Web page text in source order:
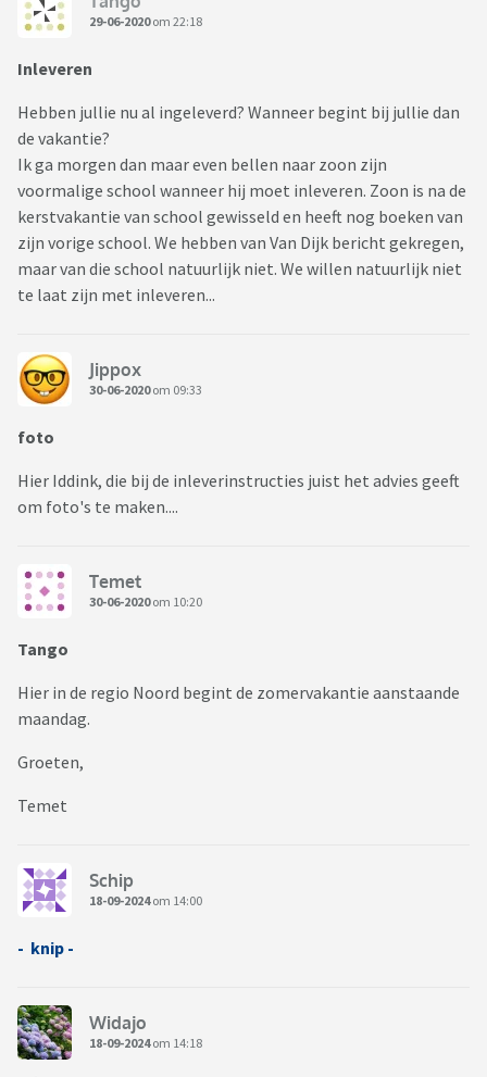
29-06-2020om 22:18
Inleveren
Hebben jullie nu al ingeleverd? Wanneer begint bij jullie dan
de vakantie?
Ik ga morgen dan maar even bellen naar zoon zijn
voormalige school wanneer hij moet inleveren. Zoon is na de
kerstvakantie van school gewisseld en heeft nog boeken van
zijn vorige school. We hebben van Van Dijk bericht gekregen,
maar van die school natuurlijk niet. We willen natuurlijk niet
te laat zijn met inleveren...
Jippox
30-06-2020om 09:33
foto
Hier Iddink, die bij de inleverinstructies juist het advies geeft
om foto's te maken....
Temet
30-06-2020om 10:20
Tango
Hier in de regio Noord begint de zomervakantie aanstaande
maandag.
Groeten,
Temet
Schip
18-09-2024om 14:00
- knip -
Widajo
18-09-2024om 14:18